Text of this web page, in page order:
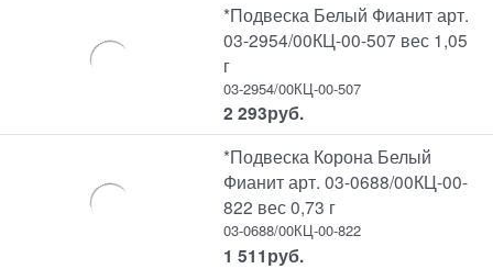
*Подвеска Белый Фианит арт.
03-2954/00КЦ-00-507 вес 1,05
г
03-2954/00КЦ-00-507
2 293руб.
*Подвеска Корона Белый
Фианит арт. 03-0688/00КЦ-00-
822 вес 0,73 г
03-0688/00КЦ-00-822
1 511руб.